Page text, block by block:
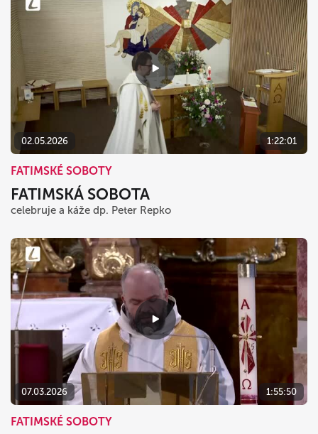
02.05.2026 1:22:01
FATIMSKÉ SOBOTY
FATIMSKÁ SOBOTA
celebruje a káže dp. Peter Repko
07.03.2026 1:55:50
FATIMSKÉ SOBOTY